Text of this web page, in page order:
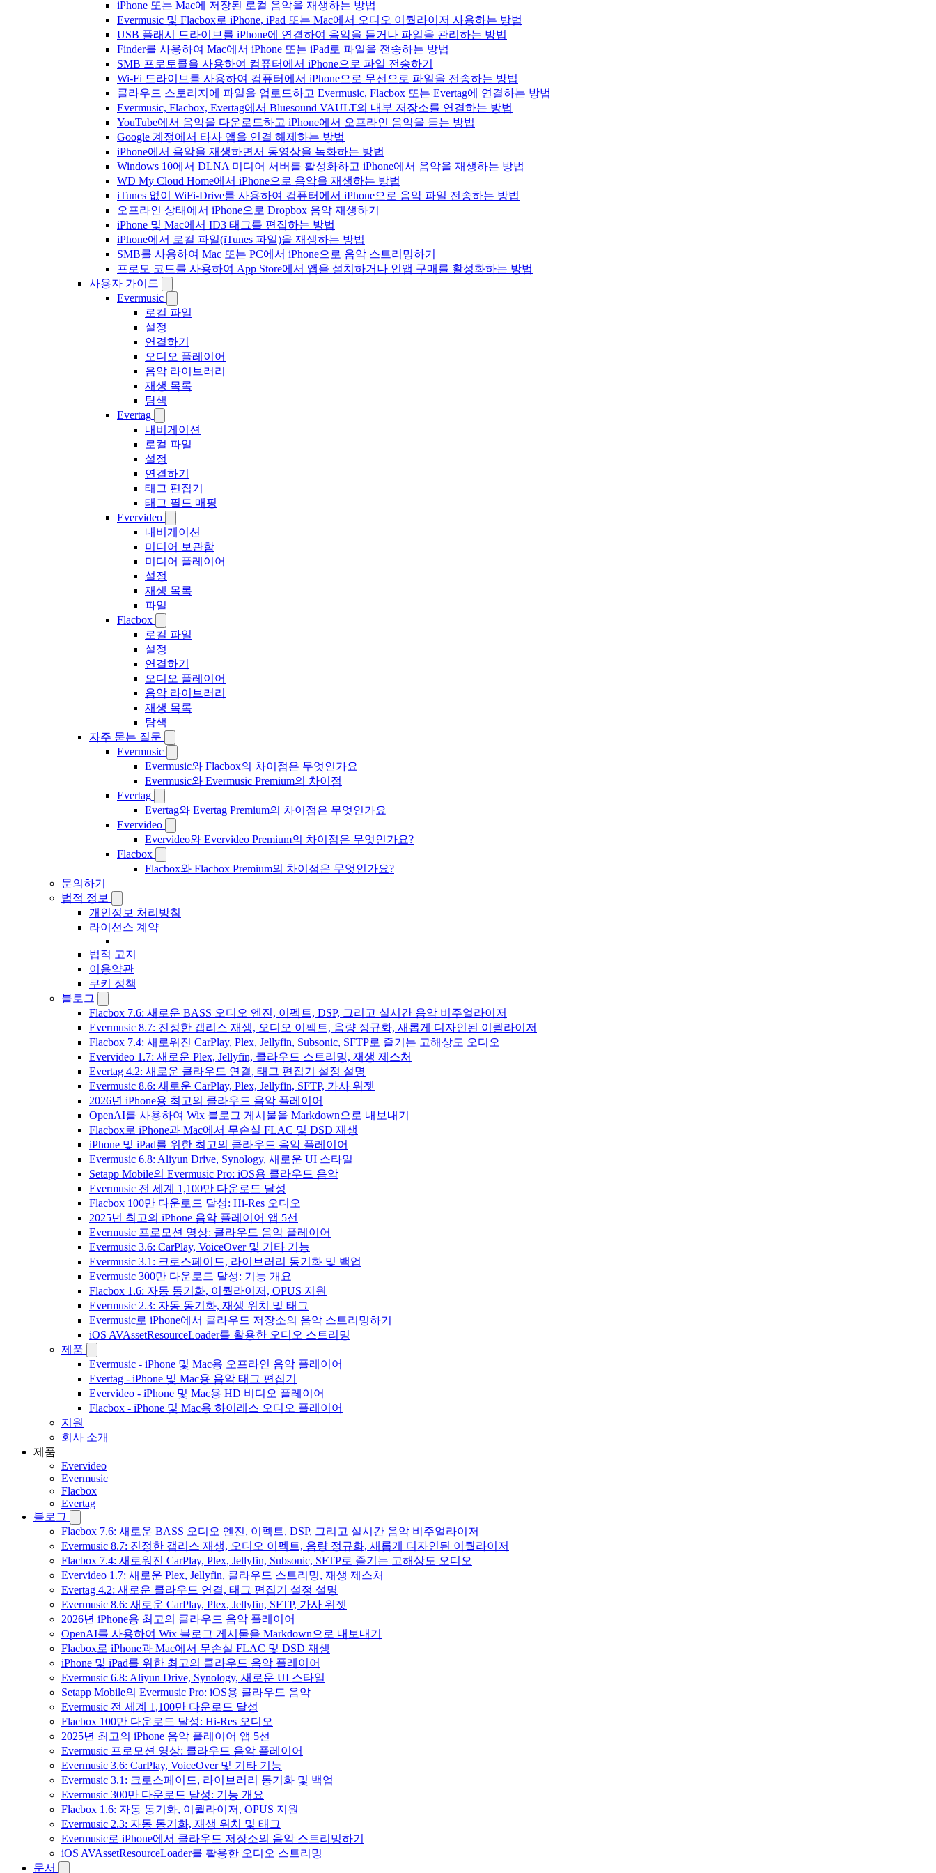
iPhone 또는 Mac에 저장된 로컬 음악을 재생하는 방법
Evermusic 및 Flacbox로 iPhone, iPad 또는 Mac에서 오디오 이퀄라이저 사용하는 방법
USB 플래시 드라이브를 iPhone에 연결하여 음악을 듣거나 파일을 관리하는 방법
Finder를 사용하여 Mac에서 iPhone 또는 iPad로 파일을 전송하는 방법
SMB 프로토콜을 사용하여 컴퓨터에서 iPhone으로 파일 전송하기
Wi-Fi 드라이브를 사용하여 컴퓨터에서 iPhone으로 무선으로 파일을 전송하는 방법
클라우드 스토리지에 파일을 업로드하고 Evermusic, Flacbox 또는 Evertag에 연결하는 방법
Evermusic, Flacbox, Evertag에서 Bluesound VAULT의 내부 저장소를 연결하는 방법
YouTube에서 음악을 다운로드하고 iPhone에서 오프라인 음악을 듣는 방법
Google 계정에서 타사 앱을 연결 해제하는 방법
iPhone에서 음악을 재생하면서 동영상을 녹화하는 방법
Windows 10에서 DLNA 미디어 서버를 활성화하고 iPhone에서 음악을 재생하는 방법
WD My Cloud Home에서 iPhone으로 음악을 재생하는 방법
iTunes 없이 WiFi-Drive를 사용하여 컴퓨터에서 iPhone으로 음악 파일 전송하는 방법
오프라인 상태에서 iPhone으로 Dropbox 음악 재생하기
iPhone 및 Mac에서 ID3 태그를 편집하는 방법
iPhone에서 로컬 파일(iTunes 파일)을 재생하는 방법
SMB를 사용하여 Mac 또는 PC에서 iPhone으로 음악 스트리밍하기
프로모 코드를 사용하여 App Store에서 앱을 설치하거나 인앱 구매를 활성화하는 방법
사용자 가이드
Evermusic
로컬 파일
설정
연결하기
오디오 플레이어
음악 라이브러리
재생 목록
탐색
Evertag
내비게이션
로컬 파일
설정
연결하기
태그 편집기
태그 필드 매핑
Evervideo
내비게이션
미디어 보관함
미디어 플레이어
설정
재생 목록
파일
Flacbox
로컬 파일
설정
연결하기
오디오 플레이어
음악 라이브러리
재생 목록
탐색
자주 묻는 질문
Evermusic
Evermusic와 Flacbox의 차이점은 무엇인가요
Evermusic와 Evermusic Premium의 차이점
Evertag
Evertag와 Evertag Premium의 차이점은 무엇인가요
Evervideo
Evervideo와 Evervideo Premium의 차이점은 무엇인가요?
Flacbox
Flacbox와 Flacbox Premium의 차이점은 무엇인가요?
문의하기
법적 정보
개인정보 처리방침
라이선스 계약
법적 고지
이용약관
쿠키 정책
블로그
Flacbox 7.6: 새로운 BASS 오디오 엔진, 이펙트, DSP, 그리고 실시간 음악 비주얼라이저
Evermusic 8.7: 진정한 갭리스 재생, 오디오 이펙트, 음량 정규화, 새롭게 디자인된 이퀄라이저
Flacbox 7.4: 새로워진 CarPlay, Plex, Jellyfin, Subsonic, SFTP로 즐기는 고해상도 오디오
Evervideo 1.7: 새로운 Plex, Jellyfin, 클라우드 스트리밍, 재생 제스처
Evertag 4.2: 새로운 클라우드 연결, 태그 편집기 설정 설명
Evermusic 8.6: 새로운 CarPlay, Plex, Jellyfin, SFTP, 가사 위젯
2026년 iPhone용 최고의 클라우드 음악 플레이어
OpenAI를 사용하여 Wix 블로그 게시물을 Markdown으로 내보내기
Flacbox로 iPhone과 Mac에서 무손실 FLAC 및 DSD 재생
iPhone 및 iPad를 위한 최고의 클라우드 음악 플레이어
Evermusic 6.8: Aliyun Drive, Synology, 새로운 UI 스타일
Setapp Mobile의 Evermusic Pro: iOS용 클라우드 음악
Evermusic 전 세계 1,100만 다운로드 달성
Flacbox 100만 다운로드 달성: Hi-Res 오디오
2025년 최고의 iPhone 음악 플레이어 앱 5선
Evermusic 프로모션 영상: 클라우드 음악 플레이어
Evermusic 3.6: CarPlay, VoiceOver 및 기타 기능
Evermusic 3.1: 크로스페이드, 라이브러리 동기화 및 백업
Evermusic 300만 다운로드 달성: 기능 개요
Flacbox 1.6: 자동 동기화, 이퀄라이저, OPUS 지원
Evermusic 2.3: 자동 동기화, 재생 위치 및 태그
Evermusic로 iPhone에서 클라우드 저장소의 음악 스트리밍하기
iOS AVAssetResourceLoader를 활용한 오디오 스트리밍
제품
Evermusic - iPhone 및 Mac용 오프라인 음악 플레이어
Evertag - iPhone 및 Mac용 음악 태그 편집기
Evervideo - iPhone 및 Mac용 HD 비디오 플레이어
Flacbox - iPhone 및 Mac용 하이레스 오디오 플레이어
지원
회사 소개
제품
Evervideo
Evermusic
Flacbox
Evertag
블로그
Flacbox 7.6: 새로운 BASS 오디오 엔진, 이펙트, DSP, 그리고 실시간 음악 비주얼라이저
Evermusic 8.7: 진정한 갭리스 재생, 오디오 이펙트, 음량 정규화, 새롭게 디자인된 이퀄라이저
Flacbox 7.4: 새로워진 CarPlay, Plex, Jellyfin, Subsonic, SFTP로 즐기는 고해상도 오디오
Evervideo 1.7: 새로운 Plex, Jellyfin, 클라우드 스트리밍, 재생 제스처
Evertag 4.2: 새로운 클라우드 연결, 태그 편집기 설정 설명
Evermusic 8.6: 새로운 CarPlay, Plex, Jellyfin, SFTP, 가사 위젯
2026년 iPhone용 최고의 클라우드 음악 플레이어
OpenAI를 사용하여 Wix 블로그 게시물을 Markdown으로 내보내기
Flacbox로 iPhone과 Mac에서 무손실 FLAC 및 DSD 재생
iPhone 및 iPad를 위한 최고의 클라우드 음악 플레이어
Evermusic 6.8: Aliyun Drive, Synology, 새로운 UI 스타일
Setapp Mobile의 Evermusic Pro: iOS용 클라우드 음악
Evermusic 전 세계 1,100만 다운로드 달성
Flacbox 100만 다운로드 달성: Hi-Res 오디오
2025년 최고의 iPhone 음악 플레이어 앱 5선
Evermusic 프로모션 영상: 클라우드 음악 플레이어
Evermusic 3.6: CarPlay, VoiceOver 및 기타 기능
Evermusic 3.1: 크로스페이드, 라이브러리 동기화 및 백업
Evermusic 300만 다운로드 달성: 기능 개요
Flacbox 1.6: 자동 동기화, 이퀄라이저, OPUS 지원
Evermusic 2.3: 자동 동기화, 재생 위치 및 태그
Evermusic로 iPhone에서 클라우드 저장소의 음악 스트리밍하기
iOS AVAssetResourceLoader를 활용한 오디오 스트리밍
문서